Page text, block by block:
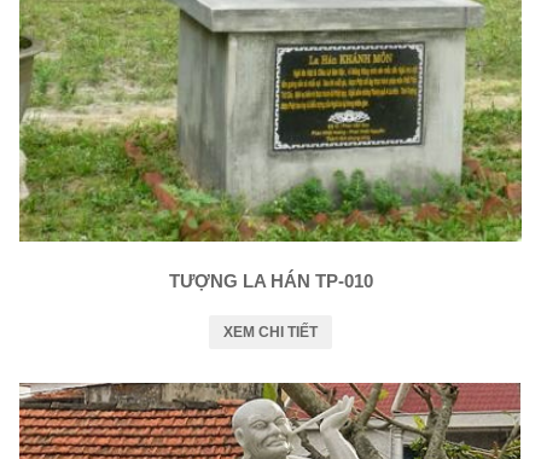
TƯỢNG LA HÁN TP-010
XEM CHI TIẾT